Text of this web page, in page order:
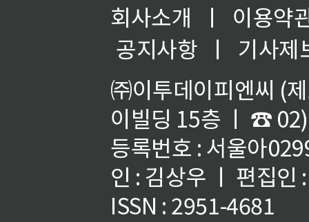
회사소개 ㅣ
이용약
공지사항
ㅣ
기사제
㈜이투데이피엔씨 (
이빌딩 15층 ㅣ ☎
등록번호 : 서울아
인 : 김상우 ㅣ 편집인
ISSN : 2951-4681